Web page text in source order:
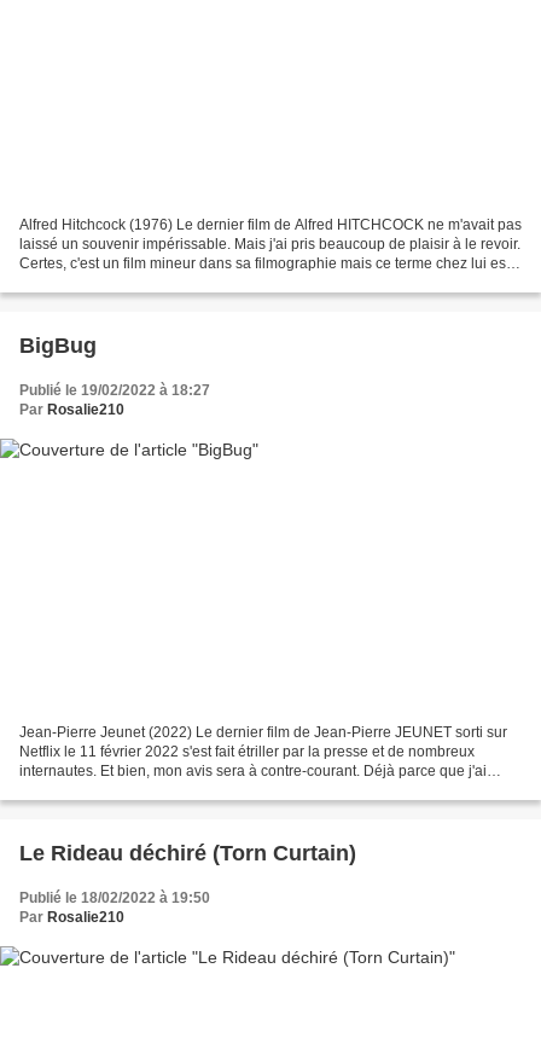
Alfred Hitchcock (1976) Le dernier film de Alfred HITCHCOCK ne m'avait pas
laissé un souvenir impérissable. Mais j'ai pris beaucoup de plaisir à le revoir.
Certes, c'est un film mineur dans sa filmographie mais ce terme chez lui est
BigBug
Publié le 19/02/2022 à 18:27
Par Rosalie210
Jean-Pierre Jeunet (2022) Le dernier film de Jean-Pierre JEUNET sorti sur
Netflix le 11 février 2022 s'est fait étriller par la presse et de nombreux
internautes. Et bien, mon avis sera à contre-courant. Déjà parce que j'ai
Le Rideau déchiré (Torn Curtain)
Publié le 18/02/2022 à 19:50
Par Rosalie210